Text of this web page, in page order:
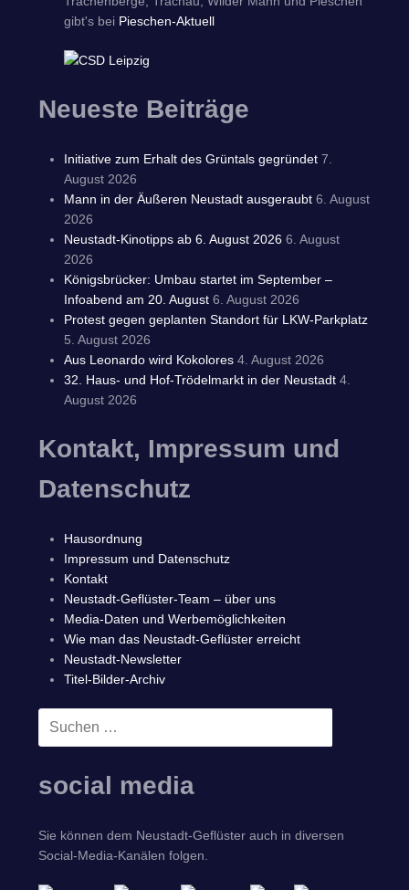
gibt's bei Pieschen-Aktuell
Neueste Beiträge
Initiative zum Erhalt des Grüntals gegründet 7.
August 2026
Mann in der Äußeren Neustadt ausgeraubt 6. August
2026
Neustadt-Kinotipps ab 6. August 2026 6. August
2026
Königsbrücker: Umbau startet im September –
Infoabend am 20. August 6. August 2026
Protest gegen geplanten Standort für LKW-Parkplatz
5. August 2026
Aus Leonardo wird Kokolores 4. August 2026
32. Haus- und Hof-Trödelmarkt in der Neustadt 4.
August 2026
Kontakt, Impressum und
Datenschutz
Hausordnung
Impressum und Datenschutz
Kontakt
Neustadt-Geflüster-Team – über uns
Media-Daten und Werbemöglichkeiten
Wie man das Neustadt-Geflüster erreicht
Neustadt-Newsletter
Titel-Bilder-Archiv
Suchen
social media
Sie können dem Neustadt-Geflüster auch in diversen
Social-Media-Kanälen folgen.